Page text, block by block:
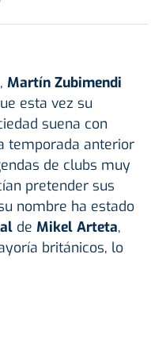
Martín Zubimendi
esta vez su
suena con
temporada anterior
de clubs muy
pretender sus
nombre ha estado
de Mikel Arteta,
británicos, lo